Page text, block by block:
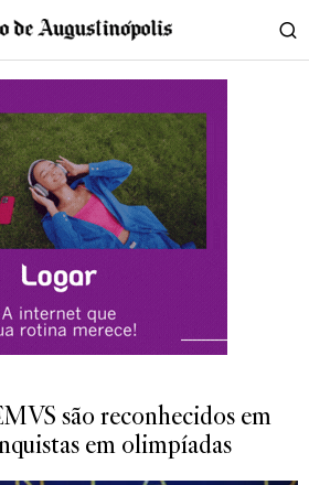
são reconhecidos em
em olimpíadas